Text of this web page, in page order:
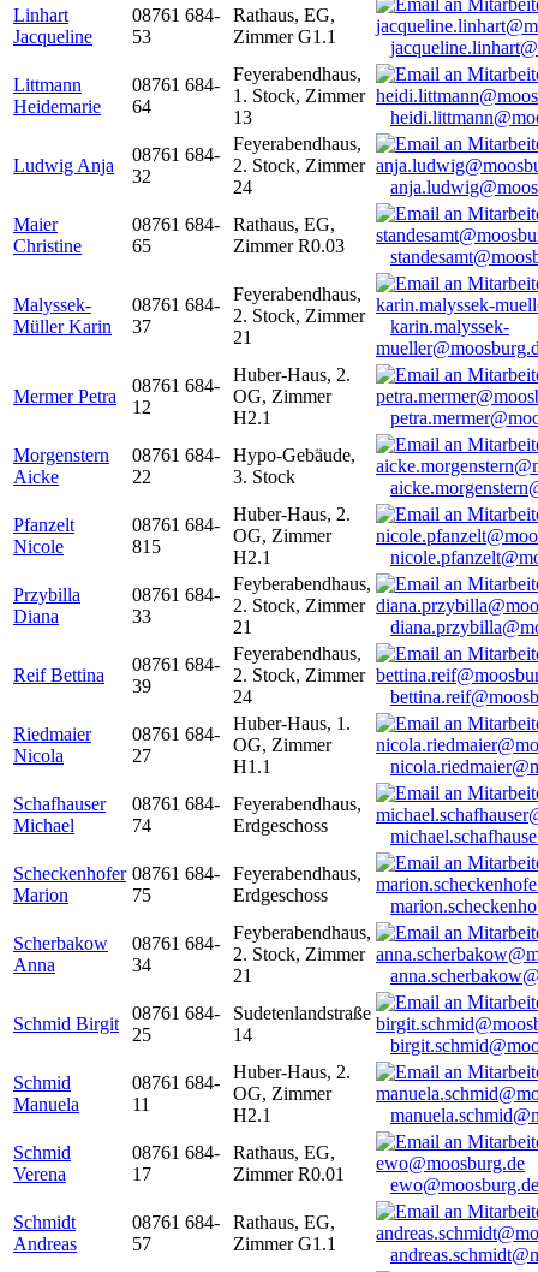
Linhart
Jacqueline
08761 684-
53
Rathaus, EG,
Zimmer G1.1
Littmann
Heidemarie
08761 684-
64
Feyerabendhaus,
1. Stock, Zimmer
13
Ludwig Anja
08761 684-
32
Feyerabendhaus,
2. Stock, Zimmer
24
Maier
Christine
08761 684-
65
Rathaus, EG,
Zimmer R0.03
Malyssek-
Müller Karin
08761 684-
37
Feyerabendhaus,
2. Stock, Zimmer
21
karin.malyssek-
Mermer Petra
08761 684-
12
Huber-Haus, 2.
OG, Zimmer
H2.1
Morgenstern
Aicke
08761 684-
22
Hypo-Gebäude,
3. Stock
Pfanzelt
Nicole
08761 684-
815
Huber-Haus, 2.
OG, Zimmer
H2.1
Przybilla
Diana
08761 684-
33
Feyberabendhaus,
2. Stock, Zimmer
21
Reif Bettina
08761 684-
39
Feyerabendhaus,
2. Stock, Zimmer
24
Riedmaier
Nicola
08761 684-
27
Huber-Haus, 1.
OG, Zimmer
H1.1
Schafhauser
Michael
08761 684-
74
Feyerabendhaus,
Erdgeschoss
Scheckenhofer
Marion
08761 684-
75
Feyerabendhaus,
Erdgeschoss
Scherbakow
Anna
08761 684-
34
Feyberabendhaus,
2. Stock, Zimmer
21
Schmid Birgit
08761 684-
25
Sudetenlandstraße
14
Schmid
Manuela
08761 684-
11
Huber-Haus, 2.
OG, Zimmer
H2.1
Schmid
Verena
08761 684-
17
Rathaus, EG,
Zimmer R0.01
ewo@moosburg.de
Schmidt
Andreas
08761 684-
57
Rathaus, EG,
Zimmer G1.1